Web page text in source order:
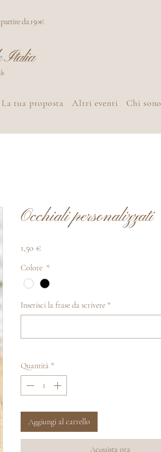
da 150€
Italia
La tua proposta Altri eventi Chi sono
Occhiali personalizzati
1,50 €
Colore *
Inserisci la frase da scrivere *
Quantità *
Aggiungi al carrello
Acquista ora